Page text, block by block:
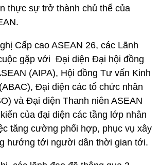
thực sự trở thành chủ thể của
Cấp cao ASEAN 26, các Lãnh
gặp với Đại diện Đại hội đồng
(AIPA), Hội đồng Tư vấn Kinh
Đại diện các tổ chức nhân
và Đại diện Thanh niên ASEAN
của đại diện các tầng lớp nhân
tăng cường phối hợp, phục vụ xây
hướng tới người dân thời gian tới.